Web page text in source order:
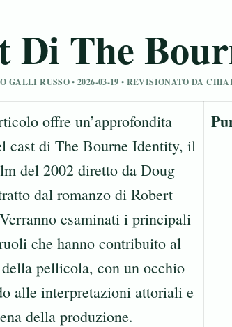
Di The
GALLI RUSSO • 2026-03-19 • REVISIONATO DA
offre un’approfondita
cast di The Bourne Identity, il
del 2002 diretto da Doug
dal romanzo di Robert
esaminati i principali
che hanno contribuito al
della pellicola, con un occhio
alle interpretazioni attoriali e
della produzione.